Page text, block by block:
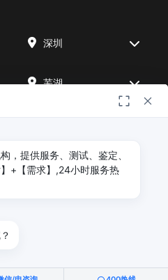
深圳
芜湖
武汉
，提供服务、测试、鉴定、
+【需求】,24小时服务热